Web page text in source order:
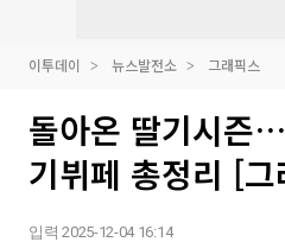
이투데이 뉴스발전소 그래픽스
돌아온 딸기시즌
기뷔페 총정리 [
입력 2025-12-04 16:14